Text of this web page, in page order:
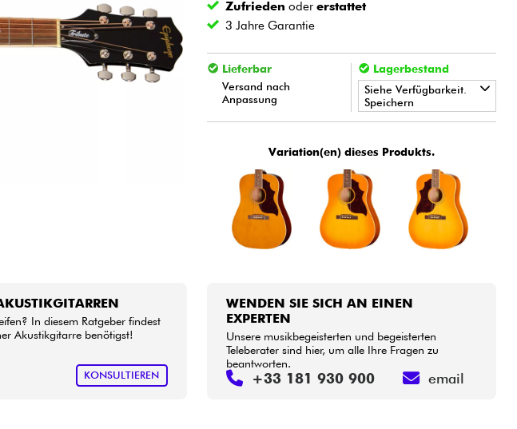
Zufrieden odererstattet
3 Jahre Garantie
Lieferbar
Versand nach
Anpassung
Lagerbestand
Siehe Verfügbarkeit.
Speichern
• Star'S LILLE
• Star'SMusic LYON
Variation(en) dieses Produkts.
In diesem Ratgeber findest
Akustikgitarre benötigst!
KONSULTIEREN
WENDEN SIE SICH AN EINEN
EXPERTEN
Unsere musikbegeisterten und begeisterten
Teleberater sind hier, um alle Ihre Fragen zu
beantworten.
+33 181 930 900 email